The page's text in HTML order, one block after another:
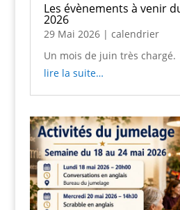
Les évènements à venir
2026
29 Mai 2026| calendrier
Un mois de juin très chargé.
lire la suite…